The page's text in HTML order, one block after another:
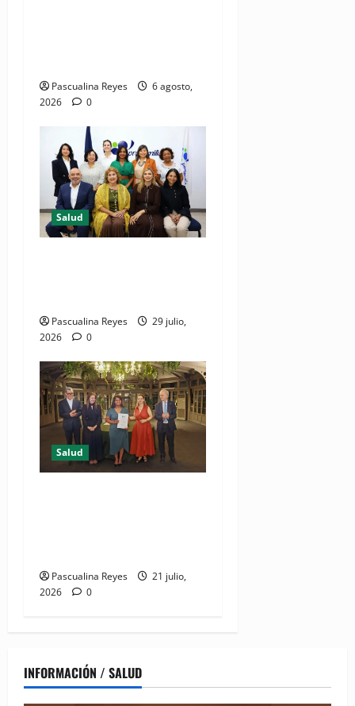
Pascualina Reyes
6 agosto,
2026
0
Salud
Pascualina Reyes
29 julio,
2026
0
Salud
Pascualina Reyes
21 julio,
2026
0
INFORMACIÓN / SALUD